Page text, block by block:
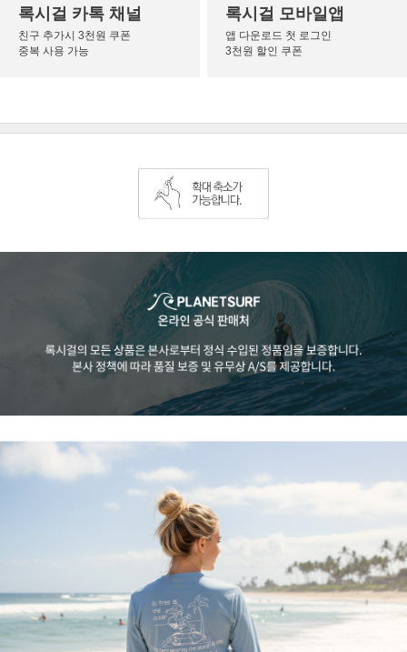
록시걸 카톡 채널
친구 추가시 3천원 쿠폰
중복 사용 가능
록시걸 모바일앱
앱 다운로드 첫 로그인
3천원 할인 쿠폰